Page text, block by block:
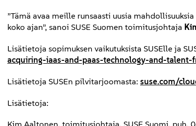
”Tämä avaa meille runsaasti uusia
koko ajan”, sanoi SUSE Suomen toimitusjohtaja
Lisätietoja sopimuksen vaikutuksista SUSElle ja
acquiring-iaas-and-paas-technology-and-talent-
Lisätietoja SUSEn pilvitarjoomasta: suse.com/
Lisätietoja: